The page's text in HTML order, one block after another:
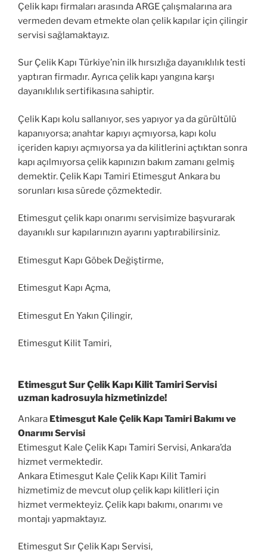
Çelik kapı firmaları arasında ARGE çalışmalarına ara
vermeden devam etmekte olan çelik kapılar için çilingir
servisi sağlamaktayız.
Sur Çelik Kapı Türkiye’nin ilk hırsızlığa dayanıklılık testi
yaptıran firmadır. Ayrıca çelik kapı yangına karşı
dayanıklılık sertifikasına sahiptir.
Çelik Kapı kolu sallanıyor, ses yapıyor ya da gürültülü
kapanıyorsa; anahtar kapıyı açmıyorsa, kapı kolu
içeriden kapıyı açmıyorsa ya da kilitlerini açtıktan sonra
kapı açılmıyorsa çelik kapınızın bakım zamanı gelmiş
demektir. Çelik Kapı Tamiri Etimesgut Ankara bu
sorunları kısa sürede çözmektedir.
Etimesgut çelik kapı onarımı servisimize başvurarak
dayanıklı sur kapılarınızın ayarını yaptırabilirsiniz.
Etimesgut Kapı Göbek Değiştirme,
Etimesgut Kapı Açma,
Etimesgut En Yakın Çilingir,
Etimesgut Kilit Tamiri,
Etimesgut Sur Çelik Kapı Kilit Tamiri Servisi
uzman kadrosuyla hizmetinizde!
Ankara Etimesgut Kale Çelik Kapı Tamiri Bakımı ve
Onarımı Servisi
Etimesgut Kale Çelik Kapı Tamiri Servisi, Ankara’da
hizmet vermektedir.
Ankara Etimesgut Kale Çelik Kapı Kilit Tamiri
hizmetimiz de mevcut olup çelik kapı kilitleri için
hizmet vermekteyiz. Çelik kapı bakımı, onarımı ve
montajı yapmaktayız.
Etimesgut Sır Çelik Kapı Servisi,